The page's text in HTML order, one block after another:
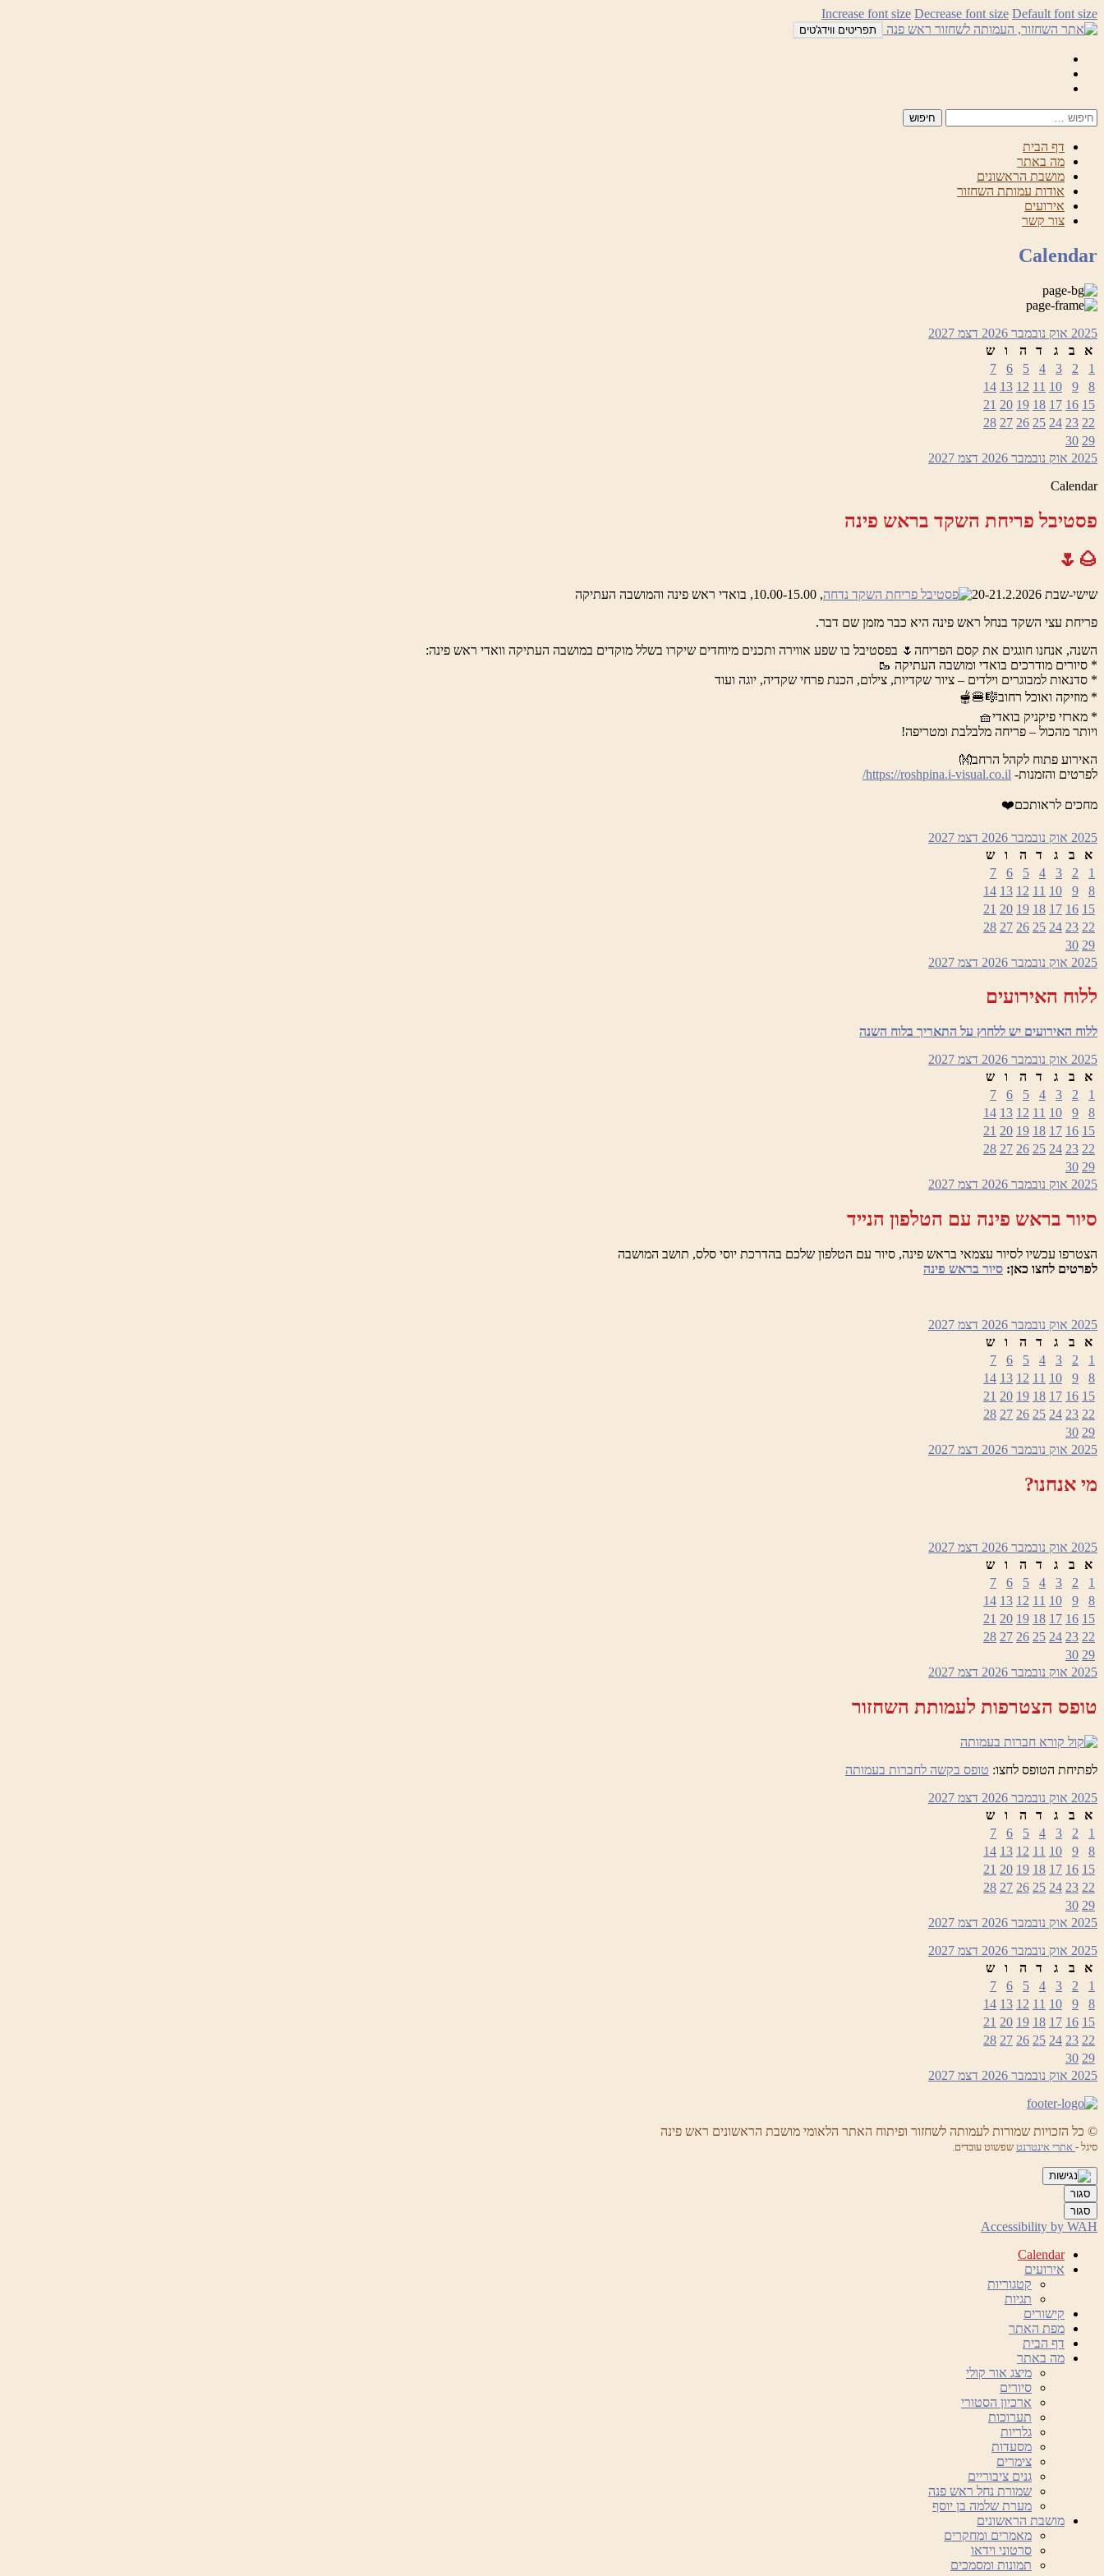
לדלג
לתוכן
Increase font size Decrease font size Default font size
תפריטים ווידג'טים
דף הבית
מה באתר
מושבת הראשונים
אודות עמותת השחזור
אירועים
צור קשר
Calendar
2025 אוק נובמבר 2026 דצמ 2027
א
ב ג ד ה ו
ש
1
2
3
4
5
6
7
8
9
10
11
12
13
14
15
16
17
18
19
20
21
22
23
24
25
26
27
28
29
30
2025 אוק נובמבר 2026 דצמ 2027
Calendar
פסטיבל פריחת השקד בראש פינה
🌰🌷
שישי-שבת 20-21.2.2026
, 10.00-15.00, בואדי ראש פינה והמושבה העתיקה
פריחת עצי השקד בנחל ראש פינה היא כבר מזמן שם דבר.
השנה, אנחנו חוגגים את קסם הפריחה🌷 בפסטיבל בו שפע אווירה ותכנים מיוחדים שיקרו בשלל מוקדים במושבה העתיקה וואדי ראש פינה:
* סיורים מודרכים בואדי ומושבה העתיקה 🥾
* סדנאות למבוגרים וילדים – ציור שקדיות, צילום, הכנת פרחי שקדיה, יוגה ועוד
* מוזיקה ואוכל רחוב🎼🍔🫕
* מארזי פיקניק בואדי🧺
ויותר מהכול – פריחה מלבלבת ומטריפה!
האירוע פתוח לקהל הרחב👐
לפרטים והזמנות- https://roshpina.i-visual.co.il/
מחכים לראותכם❤️
2025 אוק נובמבר 2026 דצמ 2027
א
ב ג ד ה ו
ש
1
2
3
4
5
6
7
8
9
10
11
12
13
14
15
16
17
18
19
20
21
22
23
24
25
26
27
28
29
30
2025 אוק נובמבר 2026 דצמ 2027
ללוח האירועים
ללוח האירועים יש ללחוץ על התאריך בלוח השנה
2025 אוק נובמבר 2026 דצמ 2027
א
ב ג ד ה ו
ש
1
2
3
4
5
6
7
8
9
10
11
12
13
14
15
16
17
18
19
20
21
22
23
24
25
26
27
28
29
30
2025 אוק נובמבר 2026 דצמ 2027
סיור בראש פינה עם הטלפון הנייד
הצטרפו עכשיו לסיור עצמאי בראש פינה, סיור עם הטלפון שלכם בהדרכת יוסי סלס, תושב המושבה
לפרטים לחצו כאן: סיור בראש פינה
2025 אוק נובמבר 2026 דצמ 2027
א
ב ג ד ה ו
ש
1
2
3
4
5
6
7
8
9
10
11
12
13
14
15
16
17
18
19
20
21
22
23
24
25
26
27
28
29
30
2025 אוק נובמבר 2026 דצמ 2027
מי אנחנו?
2025 אוק נובמבר 2026 דצמ 2027
א
ב ג ד ה ו
ש
1
2
3
4
5
6
7
8
9
10
11
12
13
14
15
16
17
18
19
20
21
22
23
24
25
26
27
28
29
30
2025 אוק נובמבר 2026 דצמ 2027
טופס הצטרפות לעמותת השחזור
לפתיחת הטופס לחצו: טופס בקשה לחברות בעמותה
2025 אוק נובמבר 2026 דצמ 2027
א
ב ג ד ה ו
ש
1
2
3
4
5
6
7
8
9
10
11
12
13
14
15
16
17
18
19
20
21
22
23
24
25
26
27
28
29
30
2025 אוק נובמבר 2026 דצמ 2027
2025 אוק נובמבר 2026 דצמ 2027
א
ב ג ד ה ו
ש
1
2
3
4
5
6
7
8
9
10
11
12
13
14
15
16
17
18
19
20
21
22
23
24
25
26
27
28
29
30
2025 אוק נובמבר 2026 דצמ 2027
© כל הזכויות שמורות לעמותה לשחזור ופיתוח האתר הלאומי מושבת הראשונים ראש פינה
סיגל - אתרי אינטרנט שפשוט עובדים.
סגור
סגור
Accessibility by WAH
Calendar
אירועים
קטגוריות
תגיות
קישורים
מפת האתר
דף הבית
מה באתר
מיצג אור קולי
סיורים
ארכיון הסטורי
תערוכות
גלריות
מסעדות
צימרים
גנים ציבוריים
שמורת נחל ראש פנה
מערת שלמה בן יוסף
מושבת הראשונים
מאמרים ומחקרים
סרטוני וידאו
תמונות ומסמכים